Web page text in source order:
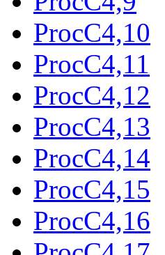
ProcC4,10
ProcC4,11
ProcC4,12
ProcC4,13
ProcC4,14
ProcC4,15
ProcC4,16